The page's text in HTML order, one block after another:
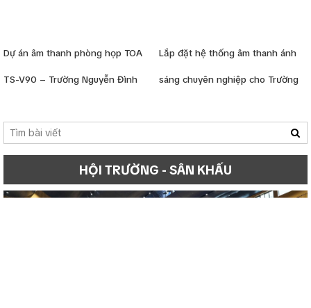
Dự án âm thanh phòng họp TOA
TS-V90 – Trường Nguyễn Đình
Lắp đặt hệ thống âm thanh ánh
sáng chuyên nghiệp cho Trường
HỘI TRƯỜNG - SÂN KHẤU